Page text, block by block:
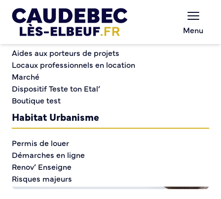
Menu
Chèques-cadeaux municipaux – Soutenez le
Aides aux porteurs de projets
Locaux professionnels en location
Marché
Dispositif Teste ton Etal’
Boutique test
Habitat Urbanisme
Permis de louer
Démarches en ligne
Renov’ Enseigne
Risques majeurs
Taxe locale sur la Publicité Extérieure